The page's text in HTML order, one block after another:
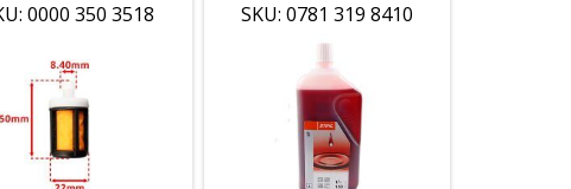
0000 350 3518 SKU: 0781 319 8410